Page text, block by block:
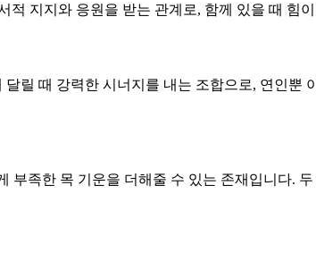
지지와 응원을 받는 관계로, 함께 있을 때 힘
릴 때 강력한 시너지를 내는 조합으로, 연인뿐
족한 목 기운을 더해줄 수 있는 존재입니다.